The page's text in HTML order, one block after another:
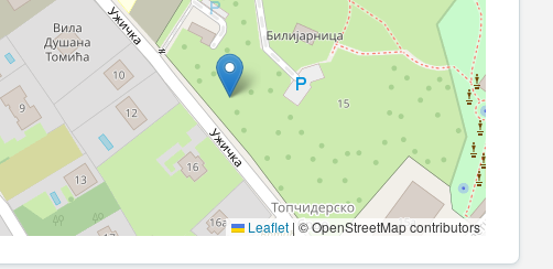
Leaflet| © OpenStreetMap contributors